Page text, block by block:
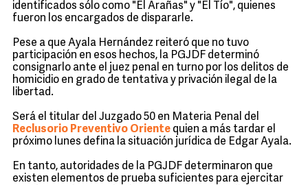
identificados sólo como "El Arañas" y "El Tío", quienes
fueron los encargados de dispararle.
Pese a que Ayala Hernández reiteró que no tuvo
participación en esos hechos, la PGJDF determinó
consignarlo ante el juez penal en turno por los delitos de
homicidio en grado de tentativa y privación ilegal de la
libertad.
Será el titular del Juzgado 50 en Materia Penal del
Reclusorio Preventivo Oriente quien a más tardar el
próximo lunes defina la situación jurídica de Edgar Ayala.
En tanto, autoridades de la PGJDF determinaron que
existen elementos de prueba suficientes para ejercitar